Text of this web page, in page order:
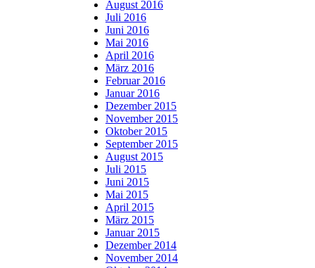
August 2016
Juli 2016
Juni 2016
Mai 2016
April 2016
März 2016
Februar 2016
Januar 2016
Dezember 2015
November 2015
Oktober 2015
September 2015
August 2015
Juli 2015
Juni 2015
Mai 2015
April 2015
März 2015
Januar 2015
Dezember 2014
November 2014